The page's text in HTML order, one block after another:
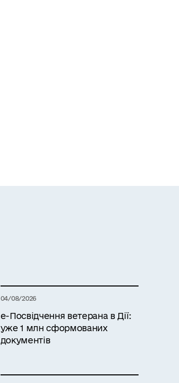
04/08/2026
е-Посвідчення ветерана в Дії:
уже 1 млн сформованих
документів